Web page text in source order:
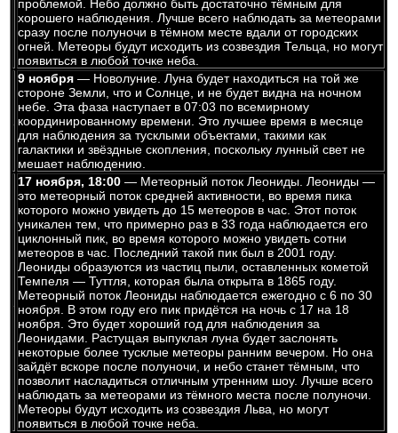
проблемой. Небо должно быть достаточно тёмным для
хорошего наблюдения. Лучше всего наблюдать за метеорами
сразу после полуночи в тёмном месте вдали от городских
огней. Метеоры будут исходить из созвездия Тельца, но могут
появиться в любой точке неба.
9 ноября— Новолуние. Луна будет находиться на той же
стороне Земли, что и Солнце, и не будет видна на ночном
небе. Эта фаза наступает в 07:03 по всемирному
координированному времени. Это лучшее время в месяце
для наблюдения за тусклыми объектами, такими как
галактики и звёздные скопления, поскольку лунный свет не
мешает наблюдению.
17 ноября, 18:00— Метеорный поток Леониды. Леониды —
это метеорный поток средней активности, во время пика
которого можно увидеть до 15 метеоров в час. Этот поток
уникален тем, что примерно раз в 33 года наблюдается его
циклонный пик, во время которого можно увидеть сотни
метеоров в час. Последний такой пик был в 2001 году.
Леониды образуются из частиц пыли, оставленных кометой
Темпеля — Туттля, которая была открыта в 1865 году.
Метеорный поток Леониды наблюдается ежегодно с 6 по 30
ноября. В этом году его пик придётся на ночь с 17 на 18
ноября. Это будет хороший год для наблюдения за
Леонидами. Растущая выпуклая луна будет заслонять
некоторые более тусклые метеоры ранним вечером. Но она
зайдёт вскоре после полуночи, и небо станет тёмным, что
позволит насладиться отличным утренним шоу. Лучше всего
наблюдать за метеорами из тёмного места после полуночи.
Метеоры будут исходить из созвездия Льва, но могут
появиться в любой точке неба.